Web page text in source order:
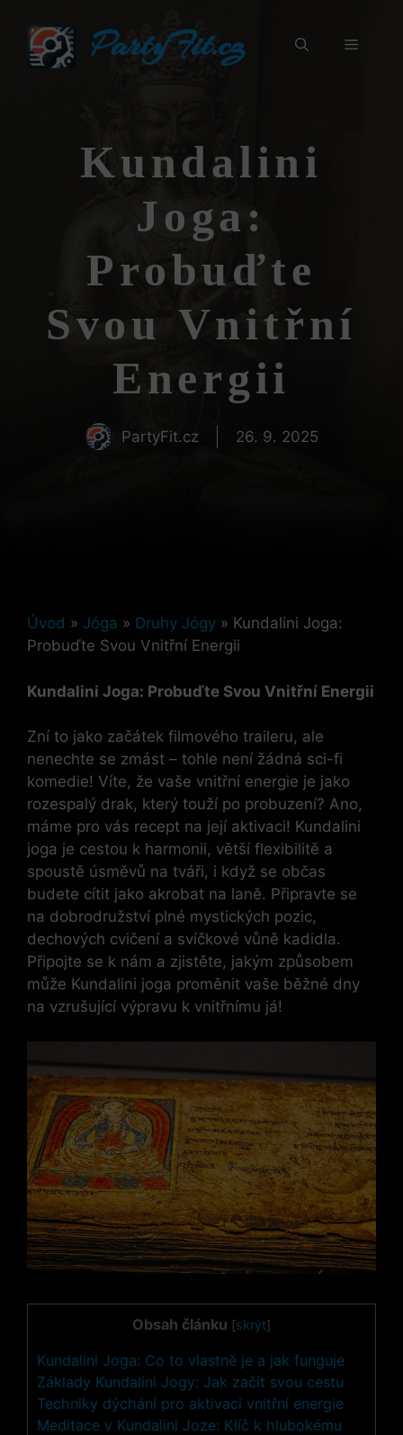
obsah
PartyFit.cz Menu
Kundalini
Joga:
Probuďte
Svou Vnitřní
Energii
PartyFit.cz 26. 9. 2025
Úvod » Jóga » Druhy Jógy » Kundalini Joga:
Probuďte Svou Vnitřní Energii
Kundalini Joga: Probuďte Svou Vnitřní Energii
Zní to jako začátek filmového traileru, ale
nenechte se zmást – tohle není žádná sci-fi
komedie! Víte, že vaše vnitřní energie je jako
rozespalý drak, který touží po probuzení? Ano,
máme pro vás recept na její aktivaci! Kundalini
joga je cestou k harmonii, větší flexibilitě a
spoustě úsměvů na tváři, i když se občas
budete cítit jako akrobat na laně. Připravte se
na dobrodružství plné mystických pozic,
dechových cvičení a svíčkové vůně kadidla.
Připojte se k nám a zjistěte, jakým způsobem
může Kundalini joga proměnit vaše běžné dny
na vzrušující výpravu k vnitřnímu já!
Obsah článku [skrýt]
Kundalini Joga: Co to vlastně je a jak funguje
Základy Kundalini Jogy: Jak začít svou cestu
Techniky dýchání pro aktivaci vnitřní energie
Meditace v Kundalini Joze: Klíč k hlubokému